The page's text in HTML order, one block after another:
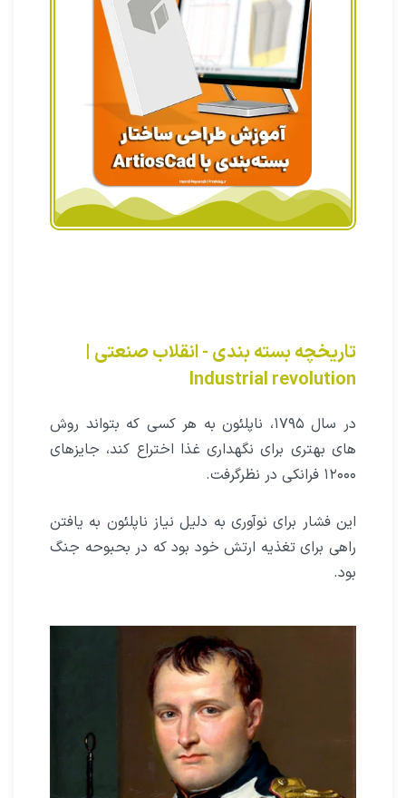
تاریخچه بسته بندی - انقلاب صنعتی |
Industrial revolution
در سال ۱۷۹۵، ناپلئون به هر کسى که بتواند روش
هاى بهترى براى نگهدارى غذا اختراع کند، جایزهاى
۱۲۰۰۰ فرانکى در نظرگرفت.
این فشار برای نوآوری به دلیل نیاز ناپلئون به یافتن
راهی برای تغذیه ارتش خود بود که در بحبوحه جنگ
بود.